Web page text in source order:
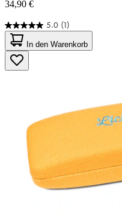
34,90 €
5.0 (1)
5.0
von
5
Sternen.
1
In den Warenkorb